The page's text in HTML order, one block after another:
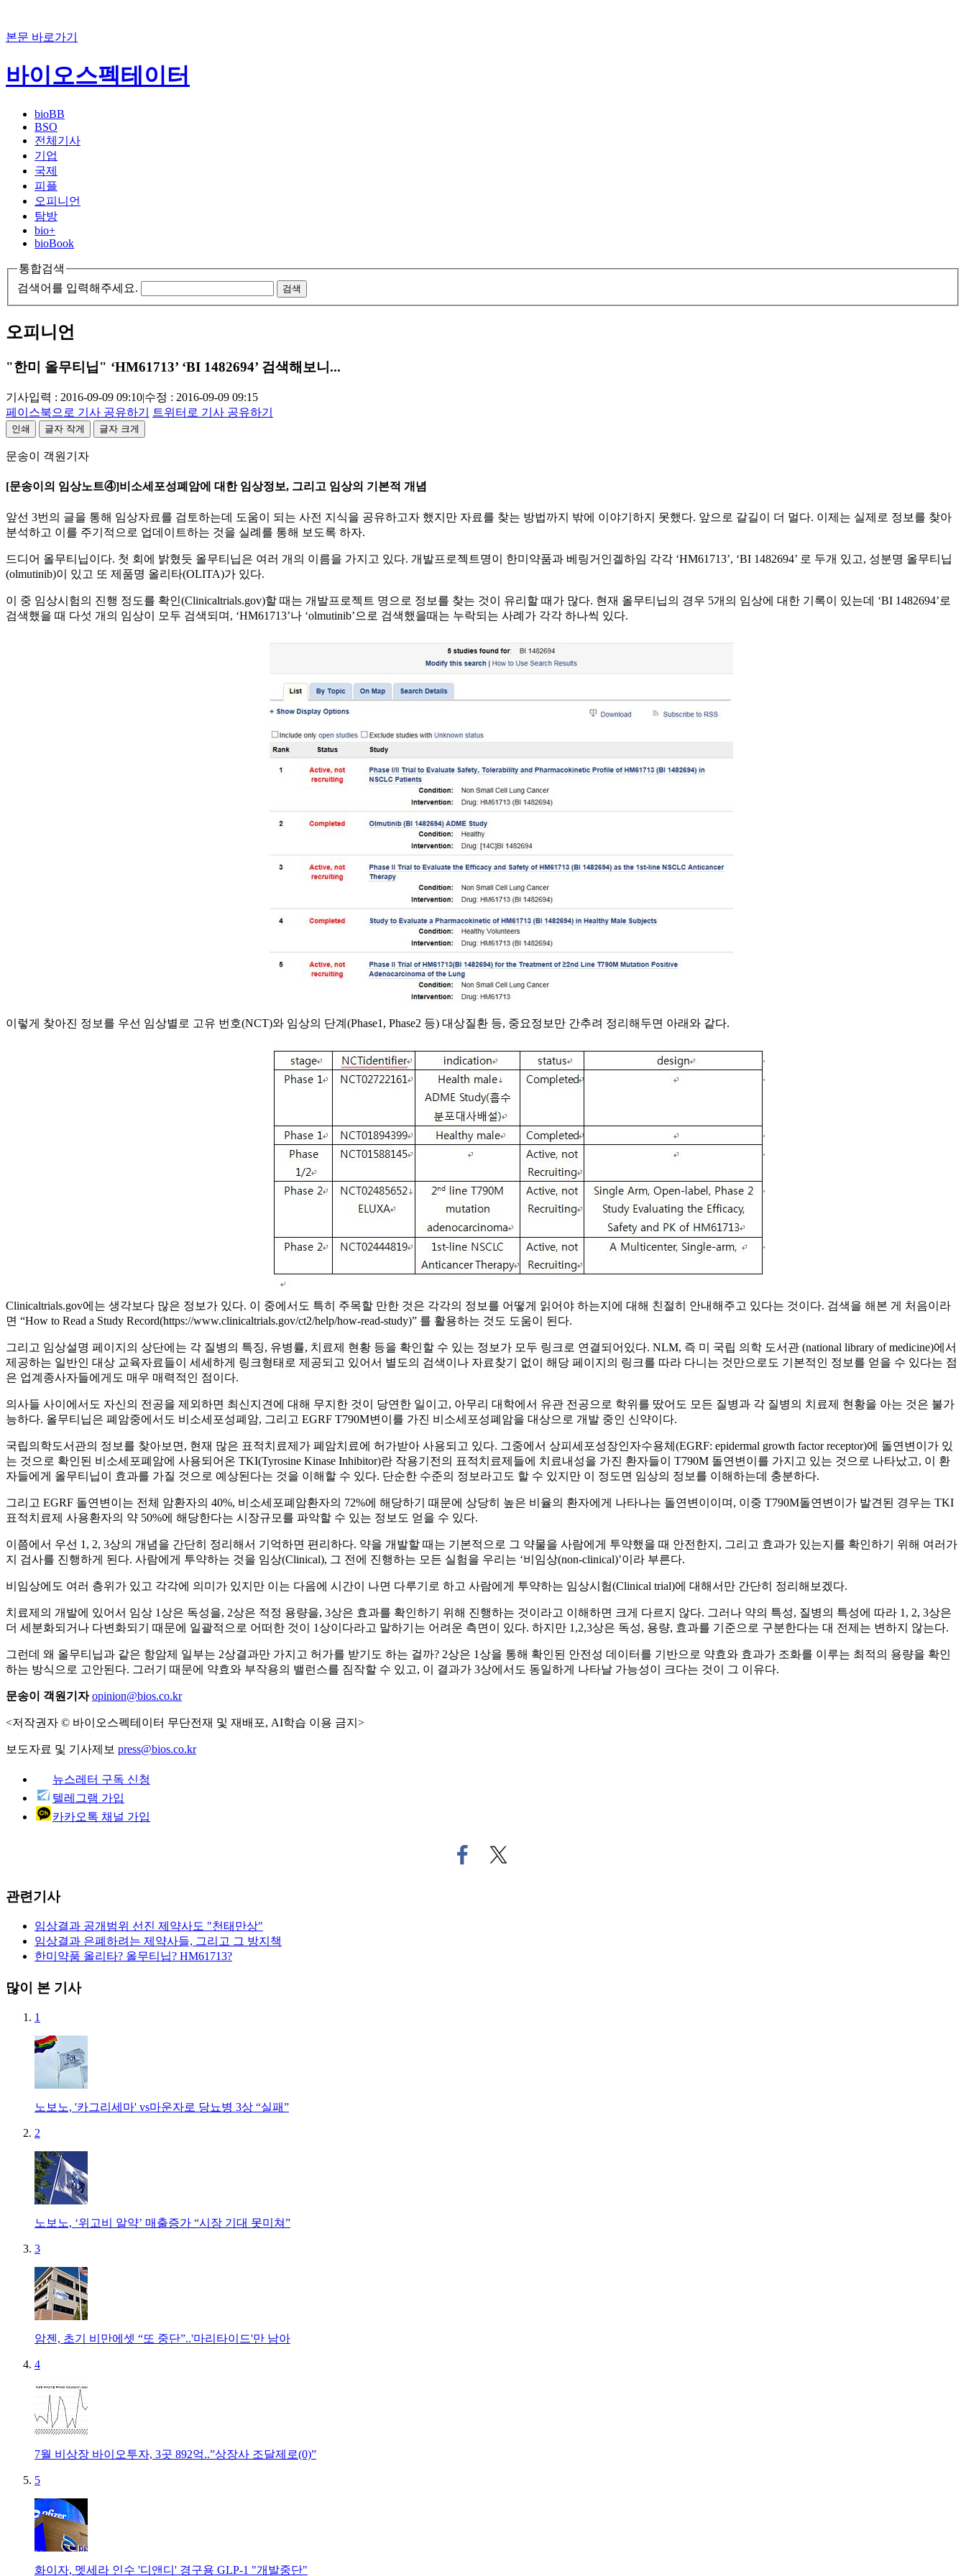
본문 바로가기
바이오스펙테이터
bioBB
BSO
전체기사
기업
국제
피플
오피니언
탐방
bio+
bioBook
통합검색
검색어를 입력해주세요.
검색
오피니언
"한미 올무티닙" ‘HM61713’ ‘BI 1482694’ 검색해보니...
기사입력 : 2016-09-09 09:10|수정 : 2016-09-09 09:15
페이스북으로 기사 공유하기
트위터로 기사 공유하기
인쇄 글자 작게 글자 크게
문송이 객원기자
[문송이의 임상노트④]비소세포성폐암에 대한 임상정보, 그리고 임상의 기본적 개념
앞선 3번의 글을 통해 임상자료를 검토하는데 도움이 되는 사전 지식을 공유하고자 했지만 자료를 찾는 방법까지 밖에 이야기하지 못했다. 앞으로 갈길이 더 멀다. 이제는 실제로 정보를 찾아
분석하고 이를 주기적으로 업데이트하는 것을 실례를 통해 보도록 하자.
드디어 올무티닙이다. 첫 회에 밝혔듯 올무티닙은 여러 개의 이름을 가지고 있다. 개발프로젝트명이 한미약품과 베링거인겔하임 각각 ‘HM61713’, ‘BI 1482694’ 로 두개 있고, 성분명 올무티닙
(olmutinib)이 있고 또 제품명 올리타(OLITA)가 있다.
이 중 임상시험의 진행 정도를 확인(Clinicaltrials.gov)할 때는 개발프로젝트 명으로 정보를 찾는 것이 유리할 때가 많다. 현재 올무티닙의 경우 5개의 임상에 대한 기록이 있는데 ‘BI 1482694’로
검색했을 때 다섯 개의 임상이 모두 검색되며, ‘HM61713’나 ‘olmutinib’으로 검색했을때는 누락되는 사례가 각각 하나씩 있다.
이렇게 찾아진 정보를 우선 임상별로 고유 번호(NCT)와 임상의 단계(Phase1, Phase2 등) 대상질환 등, 중요정보만 간추려 정리해두면 아래와 같다.
Clinicaltrials.gov에는 생각보다 많은 정보가 있다. 이 중에서도 특히 주목할 만한 것은 각각의 정보를 어떻게 읽어야 하는지에 대해 친절히 안내해주고 있다는 것이다. 검색을 해본 게 처음이라
면 “How to Read a Study Record(https://www.clinicaltrials.gov/ct2/help/how-read-study)” 를 활용하는 것도 도움이 된다.
그리고 임상설명 페이지의 상단에는 각 질병의 특징, 유병률, 치료제 현황 등을 확인할 수 있는 정보가 모두 링크로 연결되어있다. NLM, 즉 미 국립 의학 도서관 (national library of medicine)에서
제공하는 일반인 대상 교육자료들이 세세하게 링크형태로 제공되고 있어서 별도의 검색이나 자료찾기 없이 해당 페이지의 링크를 따라 다니는 것만으로도 기본적인 정보를 얻을 수 있다는 점
은 업계종사자들에게도 매우 매력적인 점이다.
의사들 사이에서도 자신의 전공을 제외하면 최신지견에 대해 무지한 것이 당연한 일이고, 아무리 대학에서 유관 전공으로 학위를 땄어도 모든 질병과 각 질병의 치료제 현황을 아는 것은 불가
능하다. 올무티닙은 폐암중에서도 비소세포성폐암, 그리고 EGRF T790M변이를 가진 비소세포성폐암을 대상으로 개발 중인 신약이다.
국립의학도서관의 정보를 찾아보면, 현재 많은 표적치료제가 폐암치료에 허가받아 사용되고 있다. 그중에서 상피세포성장인자수용체(EGRF: epidermal growth factor receptor)에 돌연변이가 있
는 것으로 확인된 비소세포폐암에 사용되어온 TKI(Tyrosine Kinase Inhibitor)란 작용기전의 표적치료제들에 치료내성을 가진 환자들이 T790M 돌연변이를 가지고 있는 것으로 나타났고, 이 환
자들에게 올무티닙이 효과를 가질 것으로 예상된다는 것을 이해할 수 있다. 단순한 수준의 정보라고도 할 수 있지만 이 정도면 임상의 정보를 이해하는데 충분하다.
그리고 EGRF 돌연변이는 전체 암환자의 40%, 비소세포폐암환자의 72%에 해당하기 때문에 상당히 높은 비율의 환자에게 나타나는 돌연변이이며, 이중 T790M돌연변이가 발견된 경우는 TKI
표적치료제 사용환자의 약 50%에 해당한다는 시장규모를 파악할 수 있는 정보도 얻을 수 있다.
이쯤에서 우선 1, 2, 3상의 개념을 간단히 정리해서 기억하면 편리하다. 약을 개발할 때는 기본적으로 그 약물을 사람에게 투약했을 때 안전한지, 그리고 효과가 있는지를 확인하기 위해 여러가
지 검사를 진행하게 된다. 사람에게 투약하는 것을 임상(Clinical), 그 전에 진행하는 모든 실험을 우리는 ‘비임상(non-clinical)’이라 부른다.
비임상에도 여러 층위가 있고 각각에 의미가 있지만 이는 다음에 시간이 나면 다루기로 하고 사람에게 투약하는 임상시험(Clinical trial)에 대해서만 간단히 정리해보겠다.
치료제의 개발에 있어서 임상 1상은 독성을, 2상은 적정 용량을, 3상은 효과를 확인하기 위해 진행하는 것이라고 이해하면 크게 다르지 않다. 그러나 약의 특성, 질병의 특성에 따라 1, 2, 3상은
더 세분화되거나 다변화되기 때문에 일괄적으로 어떠한 것이 1상이다라고 말하기는 어려운 측면이 있다. 하지만 1,2,3상은 독성, 용량, 효과를 기준으로 구분한다는 대 전제는 변하지 않는다.
그런데 왜 올무티닙과 같은 항암제 일부는 2상결과만 가지고 허가를 받기도 하는 걸까? 2상은 1상을 통해 확인된 안전성 데이터를 기반으로 약효와 효과가 조화를 이루는 최적의 용량을 확인
하는 방식으로 고안된다. 그러기 때문에 약효와 부작용의 밸런스를 짐작할 수 있고, 이 결과가 3상에서도 동일하게 나타날 가능성이 크다는 것이 그 이유다.
문송이 객원기자opinion@bios.co.kr
<저작권자 © 바이오스펙테이터 무단전재 및 재배포, AI학습 이용 금지>
보도자료 및 기사제보 press@bios.co.kr
뉴스레터 구독 신청
텔레그램 가입
카카오톡 채널 가입
페
이
트
위
관련기사
임상결과 공개범위 선진 제약사도 "천태만상"
임상결과 은폐하려는 제약사들, 그리고 그 방지책
한미약품 올리타? 올무티닙? HM61713?
많이 본 기사
1
노보노, '카그리세마' vs마운자로 당뇨병 3상 “실패”
2
노보노, ‘위고비 알약’ 매출증가 “시장 기대 못미쳐”
3
암젠, 초기 비만에셋 “또 중단”..'마리타이드'만 남아
4
7월 비상장 바이오투자, 3곳 892억..”상장사 조달제로(0)”
5
화이자, 멧세라 인수 '디앤디' 경구용 GLP-1 "개발중단"